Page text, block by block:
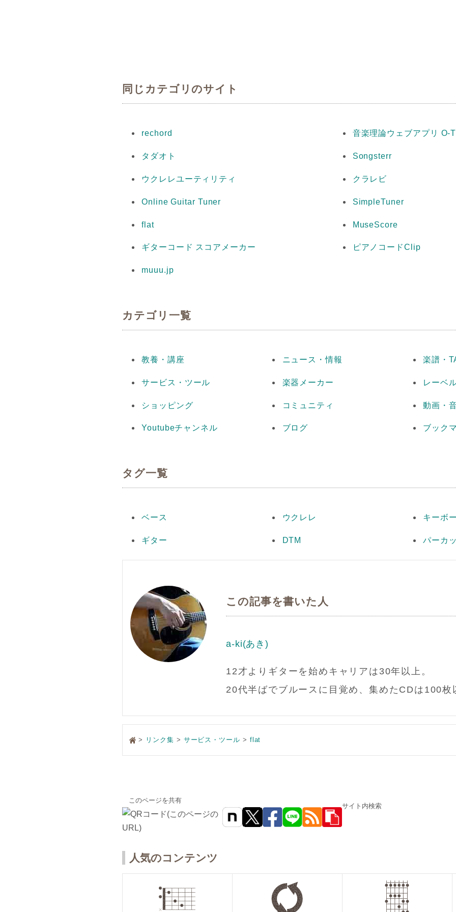
同じカテゴリのサイト
rechord 音楽理論ウェブアプリ O-
タダオト Songsterr
ウクレレユーティリティ クラレビ
Online Guitar Tuner SimpleTuner
flat MuseScore
ギターコード スコアメーカー ピアノコードClip
muuu.jp
カテゴリ一覧
教養・講座 ニュース・情報 楽譜・
サービス・ツール 楽器メーカー レーベ
ショッピング コミュニティ 動画・
Youtubeチャンネル ブログ ブック
タグ一覧
ベース ウクレレ キーボ
ギター DTM パーカ
この記事を書いた人
a-ki(あき)
12才よりギターを始めキャリアは30年以上。
20代半ばでブルースに目覚め、集めたCDは100枚
> リンク集 サービス・ツール flat
このページを共有
サイト内検索
人気のコンテンツ